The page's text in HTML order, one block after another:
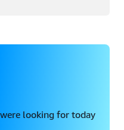
looking for today?